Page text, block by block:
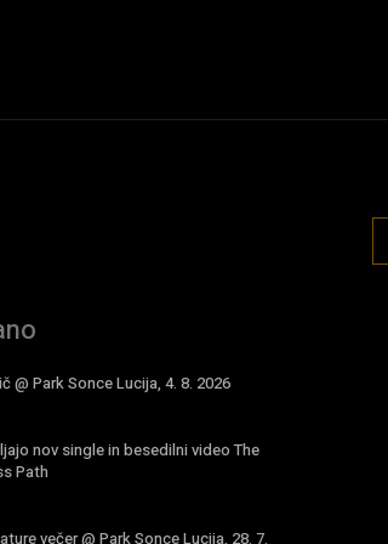
@ Park Sonce Lucija, 4. 8. 2026
nov single in besedilni video The
Path
večer @ Park Sonce Lucija, 28. 7.